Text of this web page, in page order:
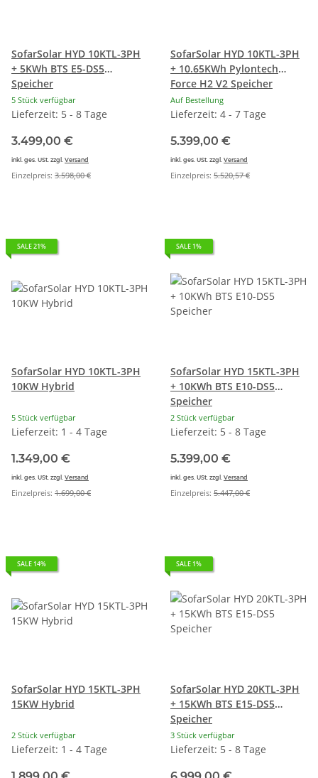
SofarSolar HYD 10KTL-3PH
+ 5KWh BTS E5-DS5
Speicher
5 Stück verfügbar
Lieferzeit: 5 - 8 Tage
3.499,00 €
inkl. ges. USt. zzgl. Versand
Einzelpreis: 3.598,00 €
SofarSolar HYD 10KTL-3PH
+ 10.65KWh Pylontech
Force H2 V2 Speicher
Auf Bestellung
Lieferzeit: 4 - 7 Tage
5.399,00 €
inkl. ges. USt. zzgl. Versand
Einzelpreis: 5.520,57 €
SALE 21%
SofarSolar HYD 10KTL-3PH
10KW Hybrid
5 Stück verfügbar
Lieferzeit: 1 - 4 Tage
1.349,00 €
inkl. ges. USt. zzgl. Versand
Einzelpreis: 1.699,00 €
SALE 1%
SofarSolar HYD 15KTL-3PH
+ 10KWh BTS E10-DS5
Speicher
2 Stück verfügbar
Lieferzeit: 5 - 8 Tage
5.399,00 €
inkl. ges. USt. zzgl. Versand
Einzelpreis: 5.447,00 €
SALE 14%
SofarSolar HYD 15KTL-3PH
15KW Hybrid
2 Stück verfügbar
Lieferzeit: 1 - 4 Tage
SALE 1%
SofarSolar HYD 20KTL-3PH
+ 15KWh BTS E15-DS5
Speicher
3 Stück verfügbar
Lieferzeit: 5 - 8 Tage